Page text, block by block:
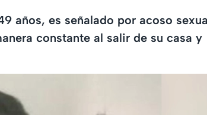
años, es señalado por acoso
constante al salir de su casa y